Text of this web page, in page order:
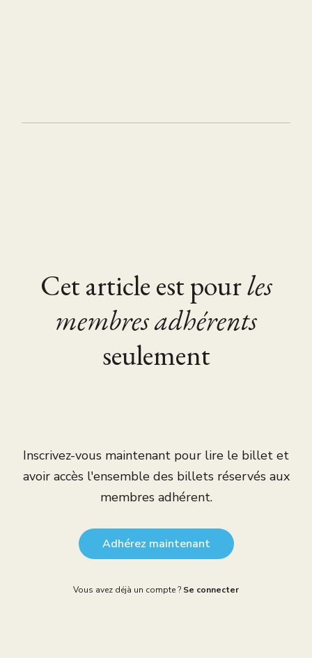
Cet article est pourles
membres adhérents
seulement
Inscrivez-vous maintenant pour lire le billet et
avoir accès l'ensemble des billets réservés aux
membres adhérent.
Adhérez maintenant
Vous avez déjà un compte ? Se connecter